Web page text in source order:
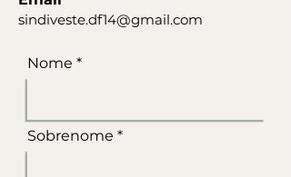
sindiveste.df14@gmail.com
Nome
Sobrenome